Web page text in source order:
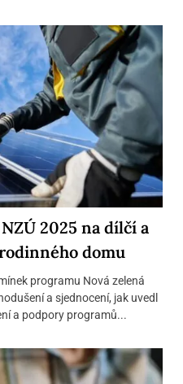
2025 na dílčí a
domu
programu Nová zelená
a sjednocení, jak uvedl
a podpory programů...